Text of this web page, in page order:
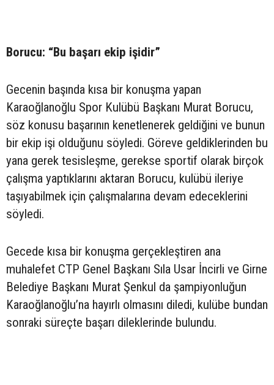
Borucu: “Bu başarı ekip işidir”
Gecenin başında kısa bir konuşma yapan
Karaoğlanoğlu Spor Kulübü Başkanı Murat Borucu,
söz konusu başarının kenetlenerek geldiğini ve bunun
bir ekip işi olduğunu söyledi. Göreve geldiklerinden bu
yana gerek tesisleşme, gerekse sportif olarak birçok
çalışma yaptıklarını aktaran Borucu, kulübü ileriye
taşıyabilmek için çalışmalarına devam edeceklerini
söyledi.
Gecede kısa bir konuşma gerçekleştiren ana
muhalefet CTP Genel Başkanı Sıla Usar İncirli ve Girne
Belediye Başkanı Murat Şenkul da şampiyonluğun
Karaoğlanoğlu’na hayırlı olmasını diledi, kulübe bundan
sonraki süreçte başarı dileklerinde bulundu.